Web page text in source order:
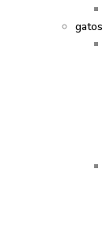
gatos